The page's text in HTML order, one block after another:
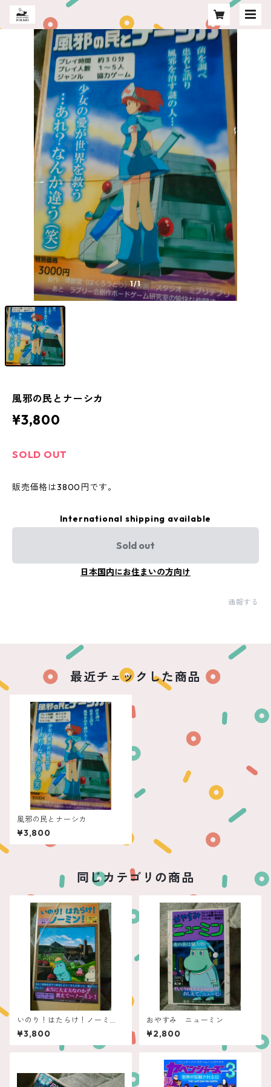
1/1
風邪の民とナーシカ
¥3,800
SOLD OUT
販売価格は3800円です。
International shipping available
Sold out
日本国内にお住まいの方向け
通報する
最近チェックした商品
風邪の民とナーシカ
¥3,800
同じカテゴリの商品
いのり！はたらけ！ノーミ
ン！
¥3,800
おやすみ ニューミン
¥2,800